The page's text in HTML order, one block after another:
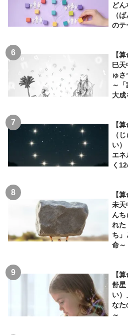
ど
（
のテ
【
巳
ゅ
～「
大成
【
（
い
エネ
く
【
未天
ん
れ
ち」
命～
【
舒星
い
なた
～